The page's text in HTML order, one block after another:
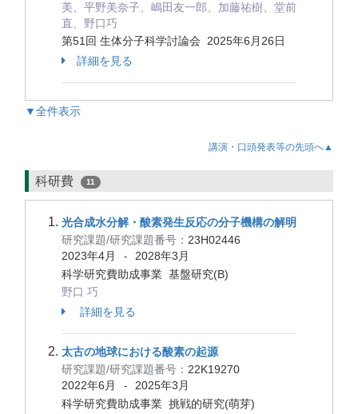
美、平野美奈子、嶋田友一郎、加藤祐樹、堂前
直、野口巧
第51回 生体分子科学討論会 2025年6月26日
詳細を見る
▼全件表示
講演・口頭発表等の先頭へ▲
科研費 11
光合成水分解・酸素発生反応の分子機構の解明
研究課題/研究課題番号： 23H02446
2023年4月
-
2028年3月
科学研究費助成事業 基盤研究(B)
野口 巧
詳細を見る
太古の地球における酸素の起源
研究課題/研究課題番号： 22K19270
2022年6月
-
2025年3月
科学研究費助成事業 挑戦的研究(萌芽)